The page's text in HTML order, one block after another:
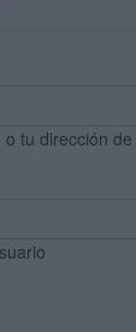
tu dirección